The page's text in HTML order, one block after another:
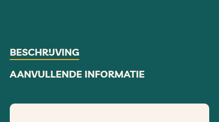
BESCHRIJVING
AANVULLENDE INFORMATIE